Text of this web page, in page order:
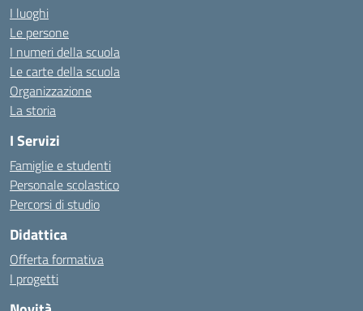
I luoghi
Le persone
I numeri della scuola
Le carte della scuola
Organizzazione
La storia
I Servizi
Famiglie e studenti
Personale scolastico
Percorsi di studio
Didattica
Offerta formativa
I progetti